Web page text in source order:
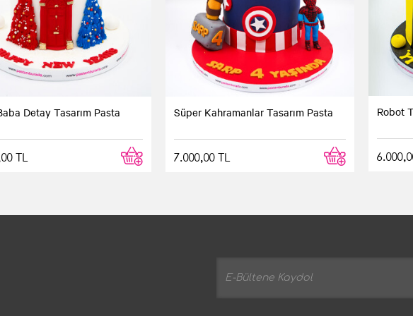
Detay Tasarım Pasta
TL
Süper Kahramanlar Tasarım Pasta
7.000,00 TL
Robot